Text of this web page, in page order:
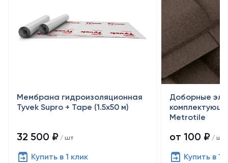
Мембрана гидроизоляционная
Tyvek Supro + Tape (1.5х50 м)
32 500 ₽ / шт
Купить в 1 клик
Доборные
Metrotile
от 100 ₽ / шт
Купить в 1